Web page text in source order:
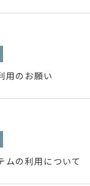
用のお願い
ムの利用について